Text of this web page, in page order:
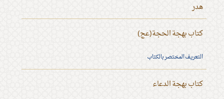
هدر
كتاب بهجة الحجة(عج)
التعريف المختصر بالكتاب
كتاب بهجة الدعاء